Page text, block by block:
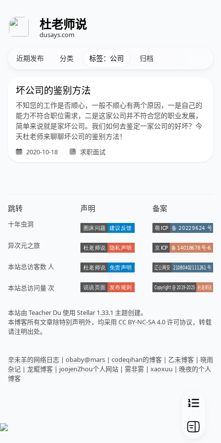
杜老师说
dusays.com
近期发布 分类 标签：公司 归档
坏公司的鉴别方法
不知您的工作是否顺心，一般不顺心有两个原因，一是自己的
能力不符合职位需求，二是这家公司并不符合您的职业发展，
简单来说就是家坏公司。我们如何去鉴定一家公司的好坏？今
天杜老师来聊聊坏公司的鉴别方法！
2020-10-18 求职面试
跳转
十年虫洞
异次元之旅
本站总访客数 人
本站总访问量次
声明 备案
本站由 Teacher Du 使用 Stellar 1.33.1 主题创建。
本博客所有文章除特别声明外，均采用 CC BY-NC-SA 4.0许可协议，转载
请注明出处。
辛未羊的网络日志 | obaby@mars | codeqihan的博客 | 乙未博客 | 晓雨
杂记 | 龙鲲博客 | joojenZhou个人网站 | 雾非雾 | xaoxuu | 晚夜的个人
博客